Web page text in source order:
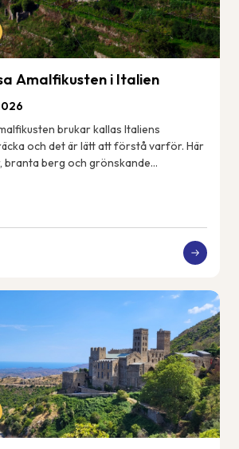
Amalfikusten i Italien
brukar kallas Italiens
och det är lätt att förstå varför. Här
branta berg och grönskande